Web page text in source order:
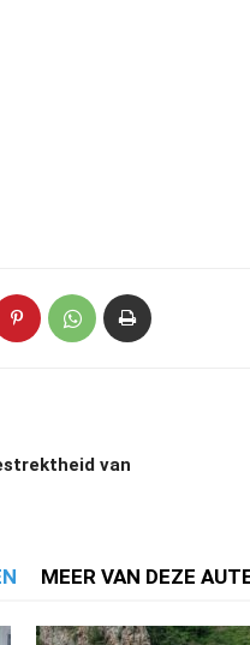
van
MEER VAN DEZE